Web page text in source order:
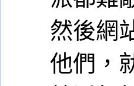
然後網
他們，